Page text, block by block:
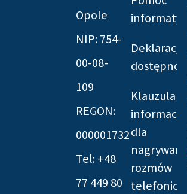
Opole
NIP: 754-
00-08-
109
REGON:
000001732
Tel: +48
77 449 80
Deklaracja
dostępności
Klauzula
dla
rozmów